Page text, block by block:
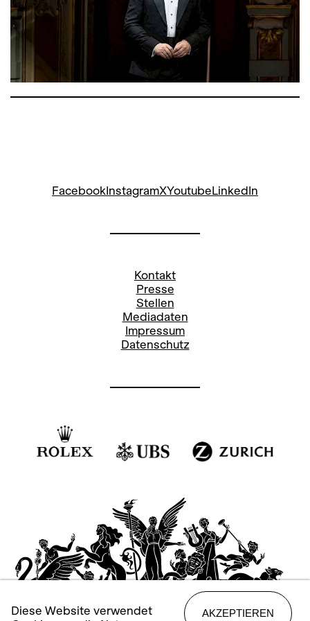
Facebook InstagramXYoutube LinkedIn
Kontakt
Presse
Stellen
Mediadaten
Impressum
Datenschutz
Diese Website verwendet
AKZEPTIEREN